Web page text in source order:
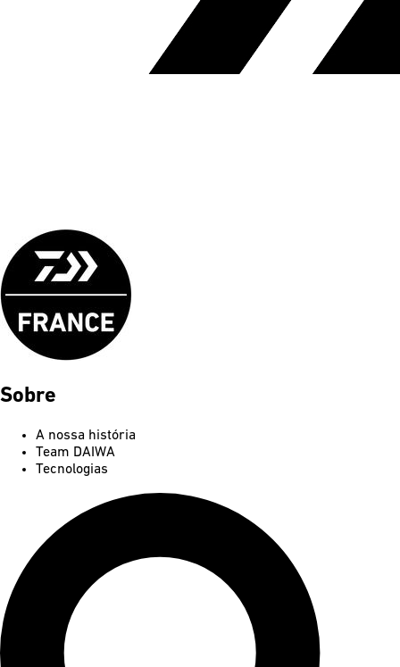
Sobre
A nossa história
Team DAIWA
Tecnologias